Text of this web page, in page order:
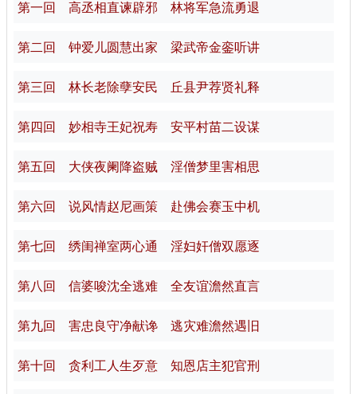
第一回 高丞相直谏辟邪 林将军急流勇退
第二回 钟爱儿圆慧出家 梁武帝金銮听讲
第三回 林长老除孽安民 丘县尹荐贤礼释
第四回 妙相寺王妃祝寿 安平村苗二设谋
第五回 大侠夜阑降盗贼 淫僧梦里害相思
第六回 说风情赵尼画策 赴佛会赛玉中机
第七回 绣闺禅室两心通 淫妇奸僧双愿逐
第八回 信婆唆沈全逃难 全友谊澹然直言
第九回 害忠良守净献谗 逃灾难澹然遇旧
第十回 贪利工人生歹意 知恩店主犯官刑